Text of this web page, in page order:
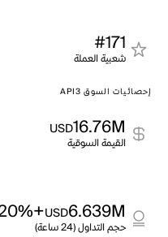
#171
شعبية العملة
إحصائيات السوق API3
16.76M
USD
القيمة السوقية
6.639M
USD
+30.20%
حجم التداول (24 ساعة)